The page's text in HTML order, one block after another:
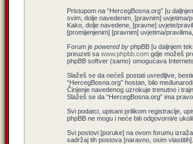
Pristupom na “HercegBosna.org” [u
svim, dolje navedenim, [pravnim] uvjetima/
Kako, dolje navedene, [pravne] uvjete/
[promijenjenim] [pravnim] uvjetima/
Forum je powered by phpBB [u daljnjem
preuzeti sa www.phpbb.com gdje možeš
phpBB softver (samo) omogućava
Slažeš se da nećeš postati uvredljive,
“HercegBosna.org” hostan, bilo
Činjenje navedenog uzrokuje trenutno i
Slažeš se da “HercegBosna.org” ima
Svi podatci, upisani prilikom registracije,
phpBB ne mogu i neće biti odgovorni/e
Svi postovi [poruke] na ovom forumu
sadržaj tih postova [naravno, osim vlastitih].